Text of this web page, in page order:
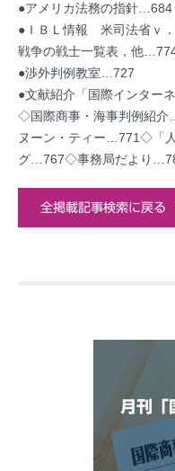
●アメリカ法務の指針…684
●ＩＢＬ情報 米司法省ｖ
戦争の戦士一覧表，他
●渉外判例教室…727
●文献紹介「国際インター
◇国際商事・海事判例紹
ヌーン・ティー…771◇「
グ…767◇事務局だより
全掲載記事検索に戻る
月刊「